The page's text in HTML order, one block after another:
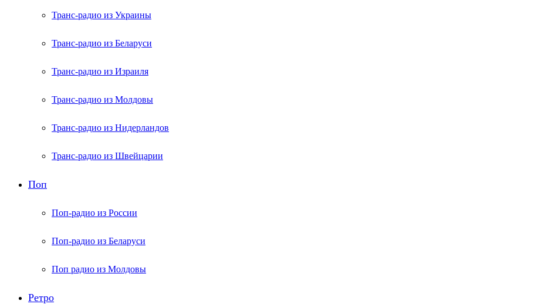
Транс-радио из Украины
Транс-радио из Беларуси
Транс-радио из Израиля
Транс-радио из Молдовы
Транс-радио из Нидерландов
Транс-радио из Швейцарии
Поп
Поп-радио из России
Поп-радио из Беларуси
Поп радио из Молдовы
Ретро